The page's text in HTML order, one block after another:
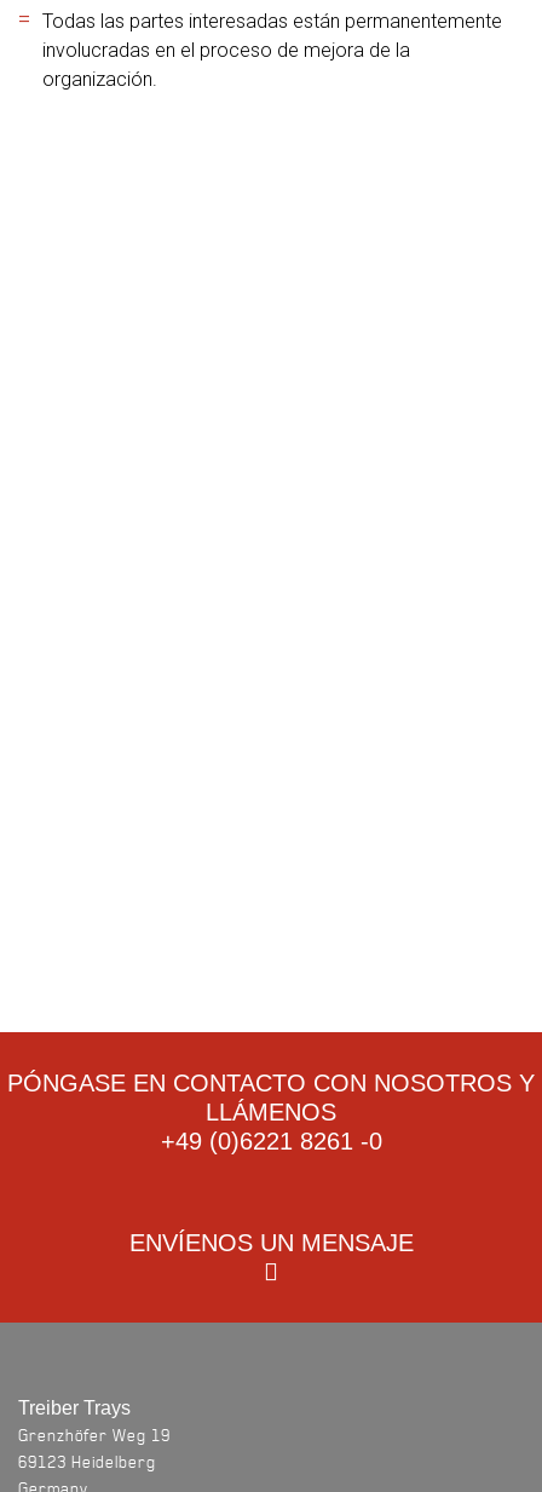
Todas las partes interesadas están permanentemente
involucradas en el proceso de mejora de la
organización.
PÓNGASE EN CONTACTO CON NOSOTROS Y
LLÁMENOS
+49 (0)6221 8261 -0
ENVÍENOS UN MENSAJE
su primer nombre
Treiber Trays
Grenzhöfer Weg 19
69123 Heidelberg